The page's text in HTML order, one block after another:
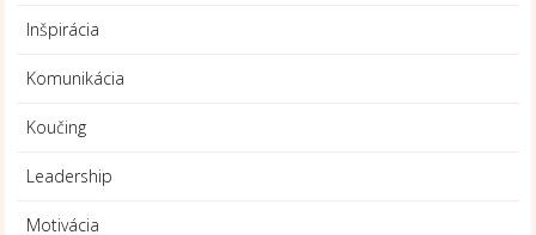
Inšpirácia
Komunikácia
Koučing
Leadership
Motivácia